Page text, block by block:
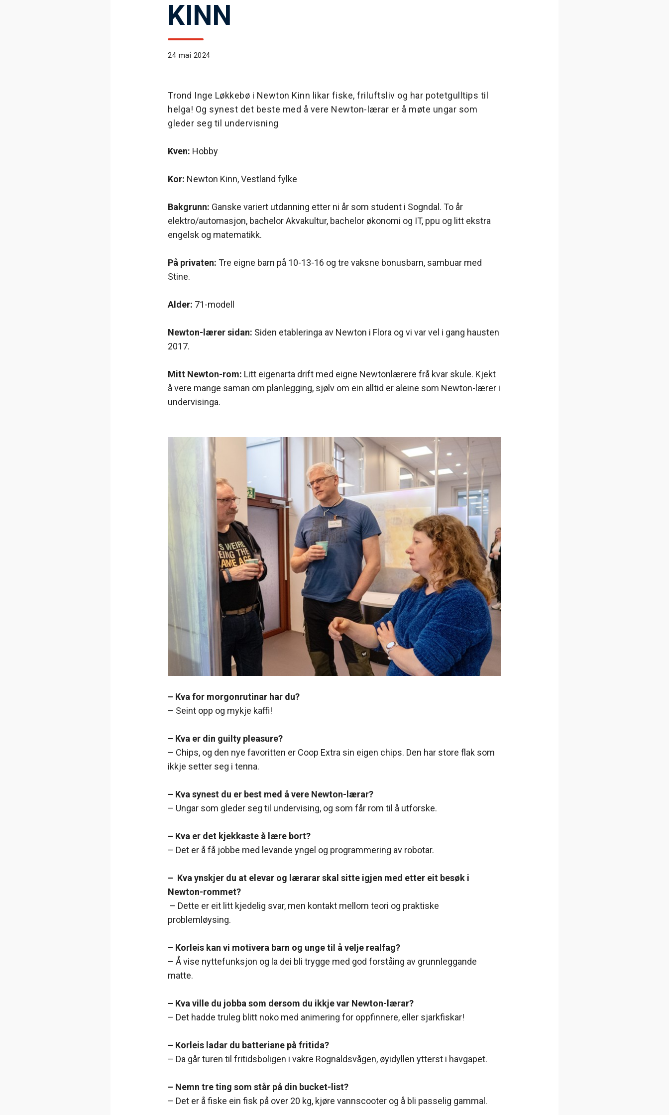
KINN
24 mai 2024
Trond Inge Løkkebø i Newton Kinn likar fiske, friluftsliv og har potetgulltips til
helga! Og synest det beste med å vere Newton-lærar er å møte ungar som
gleder seg til undervisning
Kven: Hobby
Kor: Newton Kinn, Vestland fylke
Bakgrunn: Ganske variert utdanning etter ni år som student i Sogndal. To år
elektro/automasjon, bachelor Akvakultur, bachelor økonomi og IT, ppu og litt ekstra
engelsk og matematikk.
På privaten: Tre eigne barn på 10-13-16 og tre vaksne bonusbarn, sambuar med
Stine.
Alder: 71-modell
Newton-lærer sidan: Siden etableringa av Newton i Flora og vi var vel i gang hausten
2017.
Mitt Newton-rom: Litt eigenarta drift med eigne Newtonlærere frå kvar skule. Kjekt
å vere mange saman om planlegging, sjølv om ein alltid er aleine som Newton-lærer i
undervisinga.
– Kva for morgonrutinar har du?
– Seint opp og mykje kaffi!
– Kva er din guilty pleasure?
– Chips, og den nye favoritten er Coop Extra sin eigen chips. Den har store flak som
ikkje setter seg i tenna.
– Kva synest du er best med å vere Newton-lærar?
– Ungar som gleder seg til undervising, og som får rom til å utforske.
– Kva er det kjekkaste å lære bort?
– Det er å få jobbe med levande yngel og programmering av robotar.
– Kva ynskjer du at elevar og lærarar skal sitte igjen med etter eit besøk i
Newton-rommet?
– Dette er eit litt kjedelig svar, men kontakt mellom teori og praktiske
problemløysing.
– Korleis kan vi motivera barn og unge til å velje realfag?
– Å vise nyttefunksjon og la dei bli trygge med god forståing av grunnleggande
matte.
– Kva ville du jobba som dersom du ikkje var Newton-lærar?
– Det hadde truleg blitt noko med animering for oppfinnere, eller sjarkfiskar!
– Korleis ladar du batteriane på fritida?
– Da går turen til fritidsboligen i vakre Rognaldsvågen, øyidyllen ytterst i havgapet.
– Nemn tre ting som står på din bucket-list?
– Det er å fiske ein fisk på over 20 kg, kjøre vannscooter og å bli passelig gammal.